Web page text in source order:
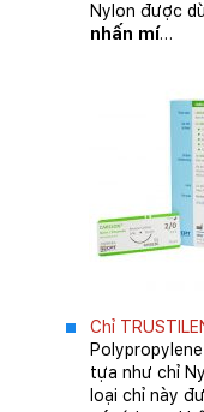
Nylon được
nhấn mí…
Chỉ
tựa như chỉ
loại chỉ này